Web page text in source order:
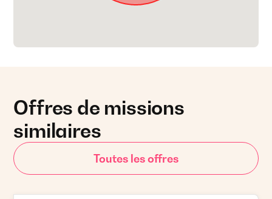
Offres de missions
similaires
Toutes les offres